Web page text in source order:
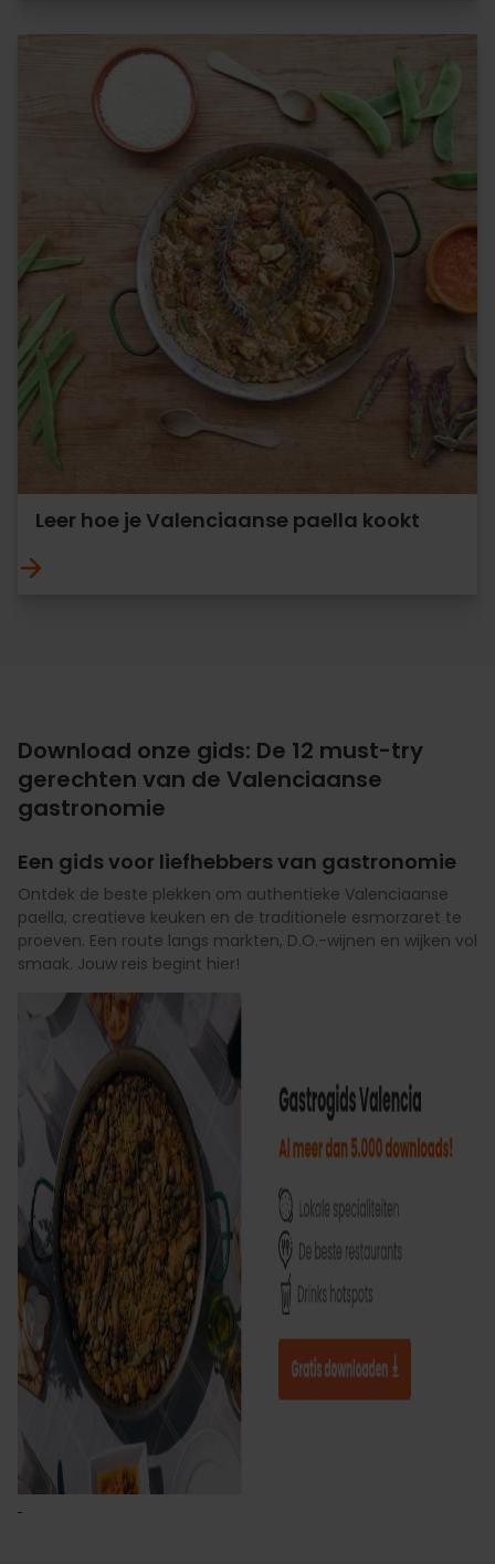
Leer hoe je Valenciaanse paella kookt
Download onze gids: De 12 must-try
gerechten van de Valenciaanse
gastronomie
Een gids voor liefhebbers van gastronomie
Ontdek de beste plekken om authentieke Valenciaanse
paella, creatieve keuken en de traditionele esmorzaret te
proeven. Een route langs markten, D.O.-wijnen en wijken vol
smaak. Jouw reis begint hier!